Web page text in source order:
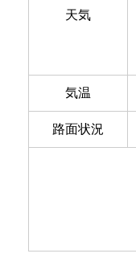
天気
気温
路面状況